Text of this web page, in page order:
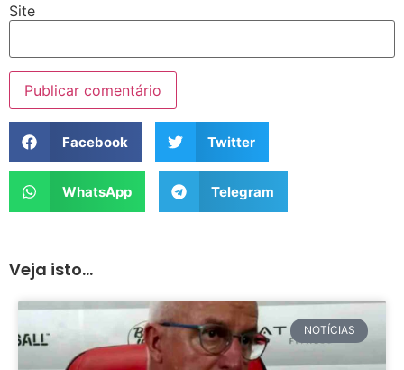
Site
Facebook Twitter
WhatsApp Telegram
Veja isto...
NOTÍCIAS